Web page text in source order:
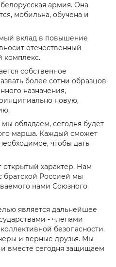
армия. Она
мобильна, обучена и
вклад в повышение
отечественный
собственное
более сотни образцов
назначения,
новую,
обладаем, сегодня будет
марша. Каждый сможет
чтобы дать
характер. Нам
братской Россией мы
нами Союзного
является дальнейшее
- членами
безопасности.
и верные друзья. Мы
вместе сегодня защищаем